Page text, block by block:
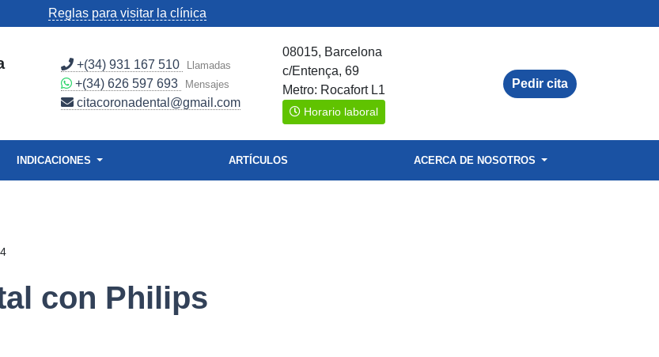
Reglas para visitar la clínica
+(34) 931 167 510 Llamadas
+(34) 626 597 693 Mensajes
citacoronadental@gmail.com
08015, Barcelona
c/Entença, 69
Metro: Rocafort L1
Horario laboral
Pedir cita
INDICACIONES ARTÍCULOS ACERCA DE NOSOTROS
con Philips